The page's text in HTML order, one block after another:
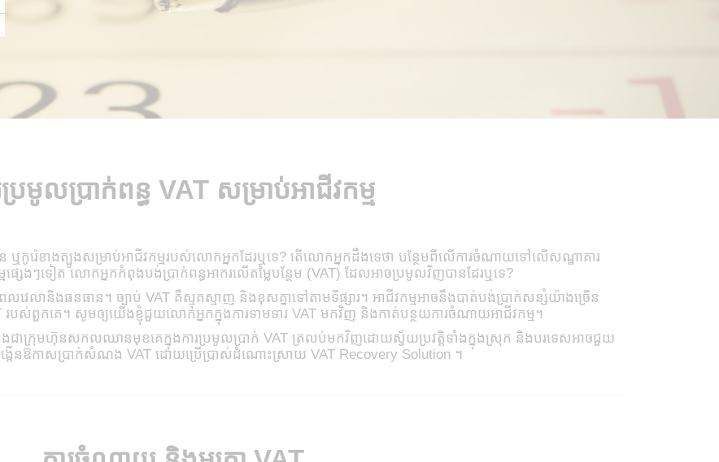
ប្រមូលប្រាក់ពន្ធ VAT សម្រាប់អាជីវកម្ម
កូរ៉េខាងត្បូងសម្រាប់អាជីវកម្មរបស់លោកអ្នកដែរឬទេ? តើលោកអ្នកដឹងទេថា បន្ថែមពីលើការចំណាយទៅលើសណ្ឋាគារ
សេងៗទៀត លោកអ្នកកំពុងបង់ប្រាក់ពន្ធអាករលើតម្លៃបន្ថែម (VAT) ដែលអាចប្រមូលវិញបានដែរឬទេ?
វេលានិងធនធាន។ ច្បាប់ VAT គឺស្មុគស្មាញ និងខុសគ្នាទៅតាមទីផ្សារ។ អាជីវកម្មអាចនឹងបាត់បង់ប្រាក់សន្សំយ៉ាងច្រើន
បស់ពួកគេ។ សូមឲ្យយើងខ្ញុំជួយលោកអ្នកក្នុងការទាមទារ VAT មកវិញ និងកាត់បន្ថយការចំណាយអាជីវកម្ម។
ាក្រុមហ៊ុនសកលឈានមុខគេក្នុងការប្រមូលប្រាក់ VAT ត្រលប់មកវិញដោយស្វ័យប្រវត្តិទាំងក្នុងស្រុក និងបរទេសអាចជួយ
កើនឱកាសប្រាក់សំណង VAT ដោយប្រើប្រាស់ដំណោះស្រាយ VAT Recovery Solution ។